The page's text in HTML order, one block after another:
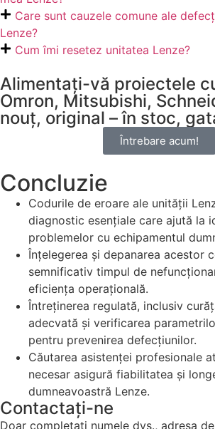
Care sunt cauzele comune ale
Lenze?
Cum îmi resetez unitatea Lenze?
Alimentați-vă proiectele
Omron, Mitsubishi,
nouț, original – în stoc,
Întrebare acum!
Concluzie
Codurile de eroare ale unității
diagnostic esențiale care ajută la
problemelor cu echipamentul
Înțelegerea și depanarea acestor
semnificativ timpul de
eficiența operațională.
Întreținerea regulată, inclusiv
adecvată și verificarea
pentru prevenirea defecțiunilor.
Căutarea asistenței profesionale
necesar asigură fiabilitatea și
dumneavoastră Lenze.
Contactaţi-ne
Doar completați numele dvs., adresa